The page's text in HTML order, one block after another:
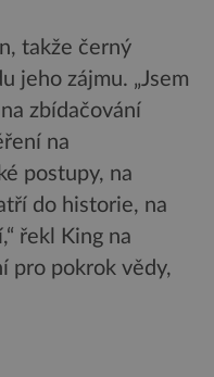
takže černý
jeho zájmu. „Jsem
zbídačování
na
postupy, na
do historie, na
řekl King na
pro pokrok vědy,